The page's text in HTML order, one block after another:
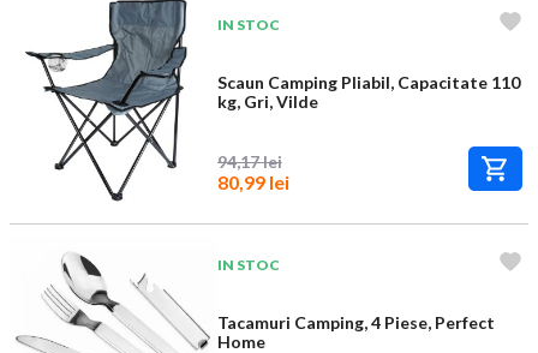
IN STOC
Scaun Camping Pliabil, Capacitate 110
kg, Gri, Vilde
94,17 lei
80,99 lei
IN STOC
Tacamuri Camping, 4 Piese, Perfect
Home